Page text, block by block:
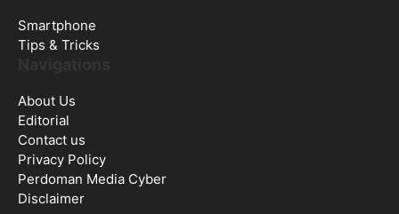
Editorial
Contact us
Disclaimer
2026 AndroidPonsel.com